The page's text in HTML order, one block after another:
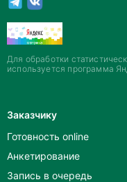
Для обработки
используется программа
Заказчику
Готовность online
Анкетирование
Запись в очередь